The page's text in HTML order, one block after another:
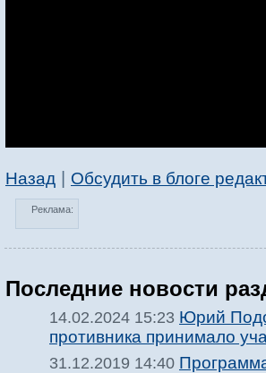
Назад Обсудить в блоге
Реклама:
Последние новости
14.02.2024 15:23 Юрий
противника принимало
31.12.2019 14:40